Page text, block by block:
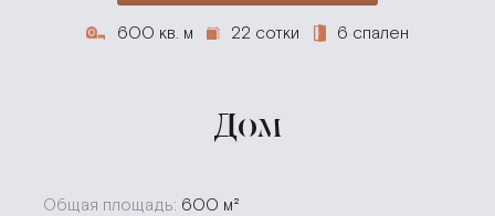
600 кв. м 22 сотки 6 спален
Дом
Общая площадь: 600 м²